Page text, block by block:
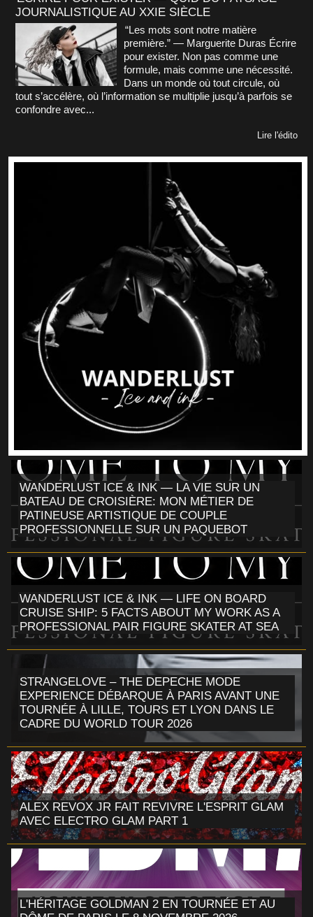
JOURNALISTIQUE AU XXIE SIÈCLE
“Les mots sont notre matière
première.” — Marguerite Duras Écrire
pour exister. Non pas comme une
formule, mais comme une nécessité.
Dans un monde où tout circule, où
tout s’accélère, où l’information se multiplie jusqu’à parfois se
confondre avec...
Lire l'édito
WANDERLUST ICE & INK — LA VIE SUR UN
BATEAU DE CROISIÈRE: MON MÉTIER DE
PATINEUSE ARTISTIQUE DE COUPLE
PROFESSIONNELLE SUR UN PAQUEBOT
WANDERLUST ICE & INK — LIFE ON BOARD
CRUISE SHIP: 5 FACTS ABOUT MY WORK AS A
PROFESSIONAL PAIR FIGURE SKATER AT SEA
STRANGELOVE – THE DEPECHE MODE
EXPERIENCE DÉBARQUE À PARIS AVANT UNE
TOURNÉE À LILLE, TOURS ET LYON DANS LE
CADRE DU WORLD TOUR 2026
ALEX REVOX JR FAIT REVIVRE L'ESPRIT GLAM
AVEC ELECTRO GLAM PART 1
L'HÉRITAGE GOLDMAN 2 EN TOURNÉE ET AU